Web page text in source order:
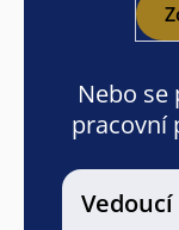
Nebo se
pracovní